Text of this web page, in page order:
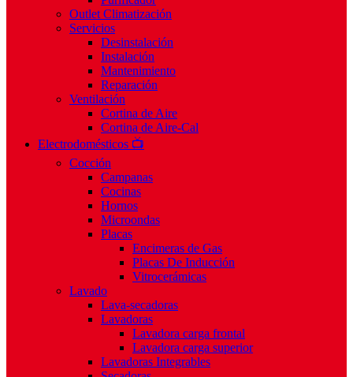
Outlet Climatización
Servicios
Desinstalación
Instalación
Mantenimiento
Reparación
Ventilación
Cortina de Aire
Cortina de Aire-Cal
Electrodomésticos 📺
Cocción
Campanas
Cocinas
Hornos
Microondas
Placas
Encimeras de Gas
Placas De Inducción
Vitrocerámicas
Lavado
Lava-secadoras
Lavadoras
Lavadora carga frontal
Lavadora carga superior
Lavadoras Integrables